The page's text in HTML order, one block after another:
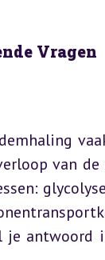
Vragen
van
je